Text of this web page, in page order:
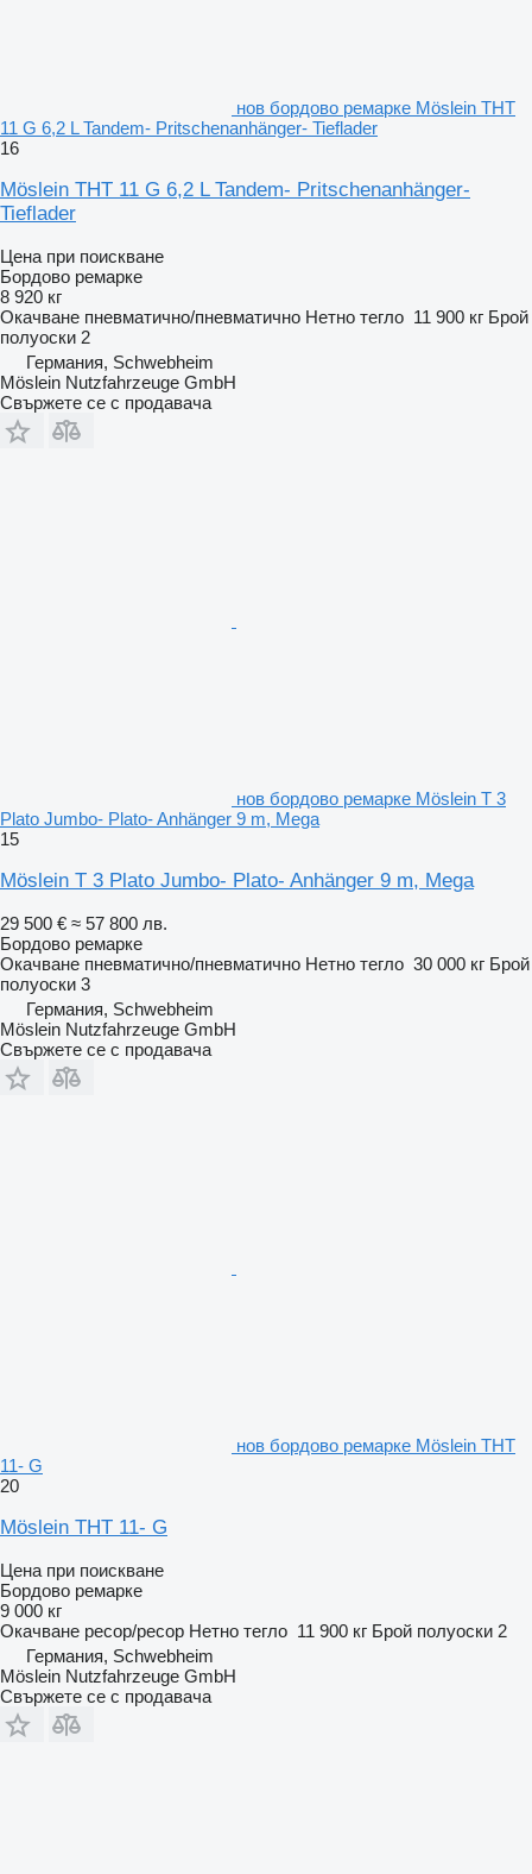
нов бордово ремарке Möslein THT
11 G 6,2 L Tandem- Pritschenanhänger- Tieflader
16
Möslein THT 11 G 6,2 L Tandem- Pritschenanhänger-
Tieflader
Цена при поискване
Бордово ремарке
8 920 кг
Окачване пневматично/пневматично Нетно тегло 11 900 кг Брой
полуоски 2
Германия, Schwebheim
Möslein Nutzfahrzeuge GmbH
Свържете се с продавача
нов бордово ремарке Möslein T 3
Plato Jumbo- Plato- Anhänger 9 m, Mega
15
Möslein T 3 Plato Jumbo- Plato- Anhänger 9 m, Mega
29 500 € ≈ 57 800 лв.
Бордово ремарке
Окачване пневматично/пневматично Нетно тегло 30 000 кг Брой
полуоски 3
Германия, Schwebheim
Möslein Nutzfahrzeuge GmbH
Свържете се с продавача
нов бордово ремарке Möslein THT
11- G
20
Möslein THT 11- G
Цена при поискване
Бордово ремарке
9 000 кг
Окачване ресор/ресор Нетно тегло 11 900 кг Брой полуоски 2
Германия, Schwebheim
Möslein Nutzfahrzeuge GmbH
Свържете се с продавача